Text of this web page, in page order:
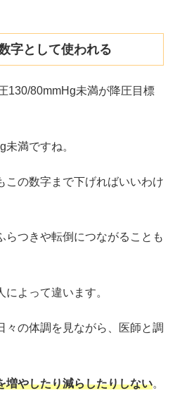
字として使われる
130/80mmHg未満が降圧目標
満ですね。
この数字まで下げればいいわけ
らつきや転倒につながることも
よって違います。
々の体調を見ながら、医師と調
増やしたり減らしたりしない。